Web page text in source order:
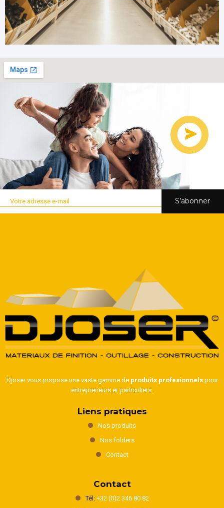
S’abonner
Djoser vous propose une vaste gamme de produits profesionnelspour
entrepreneurs et particuliers.
Liens pratiques
Nos produits
Nos folders
Contact
Contact
Tél: +32 (0)2 346 80 82